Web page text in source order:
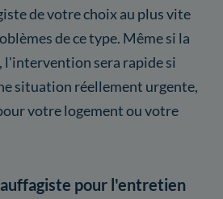
de votre choix au plus vite
de ce type. Même si la
l'intervention sera rapide si
situation réellement urgente,
votre logement ou votre
pour l'entretien